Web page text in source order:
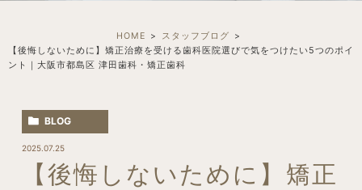
HOME
スタッフブログ
【後悔しないために】矯正治療を受ける歯科医院選びで気をつけたい5つのポイ
ント｜大阪市都島区 津田歯科・矯正歯科
BLOG
2025.07.25
【後悔しないために】矯正